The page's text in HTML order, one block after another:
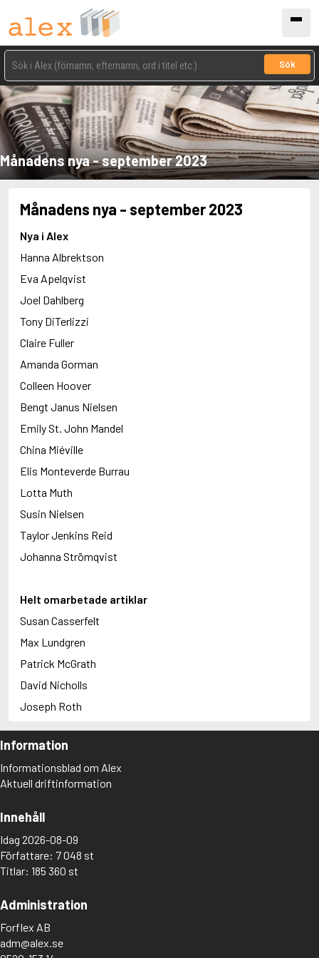
Sök
Månadens nya - september 2023
Månadens nya - september 2023
Nya i Alex
Hanna Albrektson
Eva Apelqvist
Joel Dahlberg
Tony DiTerlizzi
Claire Fuller
Amanda Gorman
Colleen Hoover
Bengt Janus Nielsen
Emily St. John Mandel
China Miéville
Elis Monteverde Burrau
Lotta Muth
Susin Nielsen
Taylor Jenkins Reid
Johanna Strömqvist
Helt omarbetade artiklar
Susan Casserfelt
Max Lundgren
Patrick McGrath
David Nicholls
Joseph Roth
Information
Informationsblad om Alex
Aktuell driftinformation
Innehåll
Idag 2026-08-09
Författare: 7 048 st
Titlar: 185 360 st
Administration
Forflex AB
adm@alex.se